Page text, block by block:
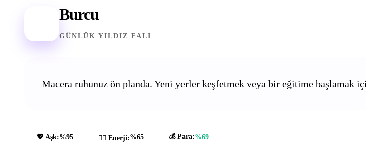
Burcu
GÜNLÜK YILDIZ FALI
Macera ruhunuz ön planda. Yeni yerler keşfetmek veya bir eğitime başlamak
💖 Aşk:%95 🧘‍♂️ Enerji:%65 💰 Para:%69